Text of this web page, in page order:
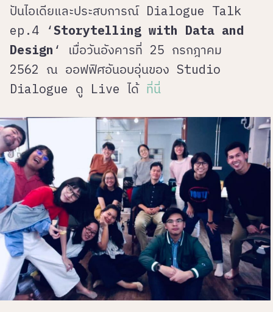
ปันไอเดียและประสบการณ์ Dialogue Talk
ep.4 ‘Storytelling with Data and
Design ‘ เมื่อวันอังคารที่ 25 กรกฎาคม
2562 ณ ออฟฟิศอันอบอุ่นของ Studio
Dialogue ดู Live ได้ ที่นี่